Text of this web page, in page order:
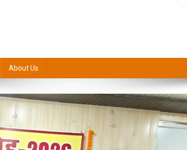
About Us